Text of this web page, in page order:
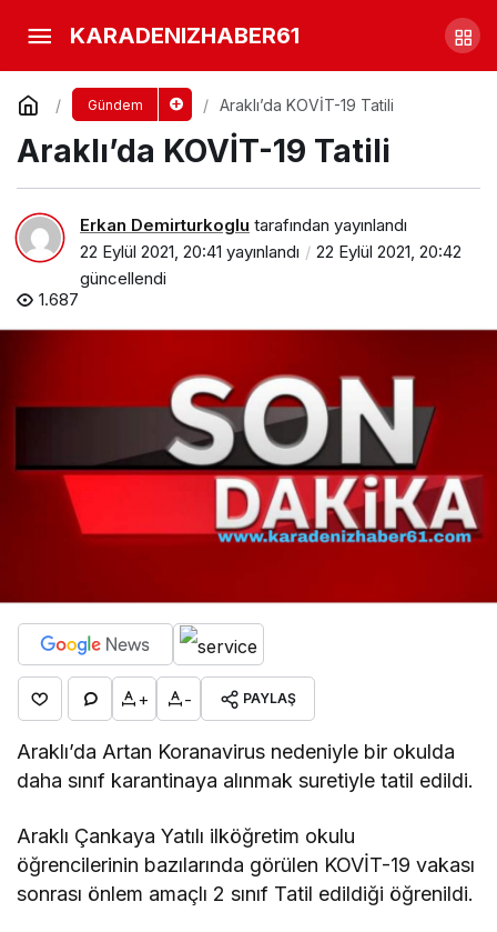
KARADENIZHABER61
Gündem Araklı’da KOVİT-19 Tatili
Araklı’da KOVİT-19 Tatili
Erkan Demirturkoglu tarafından yayınlandı
22 Eylül 2021, 20:41 yayınlandı
22 Eylül 2021, 20:42
güncellendi
1.687
+ - PAYLAŞ
Araklı’da Artan Koranavirus nedeniyle bir okulda
daha sınıf karantinaya alınmak suretiyle tatil edildi.
Araklı Çankaya Yatılı ilköğretim okulu
öğrencilerinin bazılarında görülen KOVİT-19 vakası
sonrası önlem amaçlı 2 sınıf Tatil edildiği öğrenildi.
Annesinin boğazını Baltayla
keserek öldürdü
Yorum Yap